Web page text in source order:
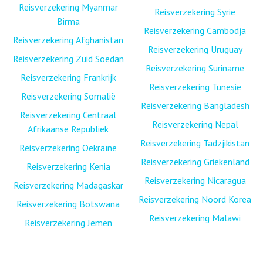
Reisverzekering Myanmar
Birma
Reisverzekering Afghanistan
Reisverzekering Zuid Soedan
Reisverzekering Frankrijk
Reisverzekering Somalië
Reisverzekering Centraal
Afrikaanse Republiek
Reisverzekering Oekraïne
Reisverzekering Kenia
Reisverzekering Madagaskar
Reisverzekering Botswana
Reisverzekering Jemen
Reisverzekering Syrië
Reisverzekering Cambodja
Reisverzekering Uruguay
Reisverzekering Suriname
Reisverzekering Tunesië
Reisverzekering Bangladesh
Reisverzekering Nepal
Reisverzekering Tadzjikistan
Reisverzekering Griekenland
Reisverzekering Nicaragua
Reisverzekering Noord Korea
Reisverzekering Malawi